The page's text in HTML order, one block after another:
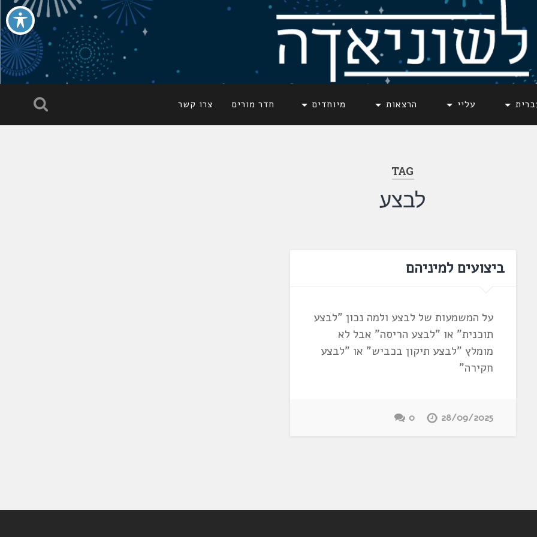
עליי הרצאות מיוחדים חדר מורים צרו קשר
TAG
לבצע
ביצועים למיניהם
על המשמעות של לבצע ולמה נכון "לבצע
תוכנית" או "לבצע הריסה" אבל לא
מומלץ "לבצע תיקון בכביש" או "לבצע
חקירה"
28/09/2025
0